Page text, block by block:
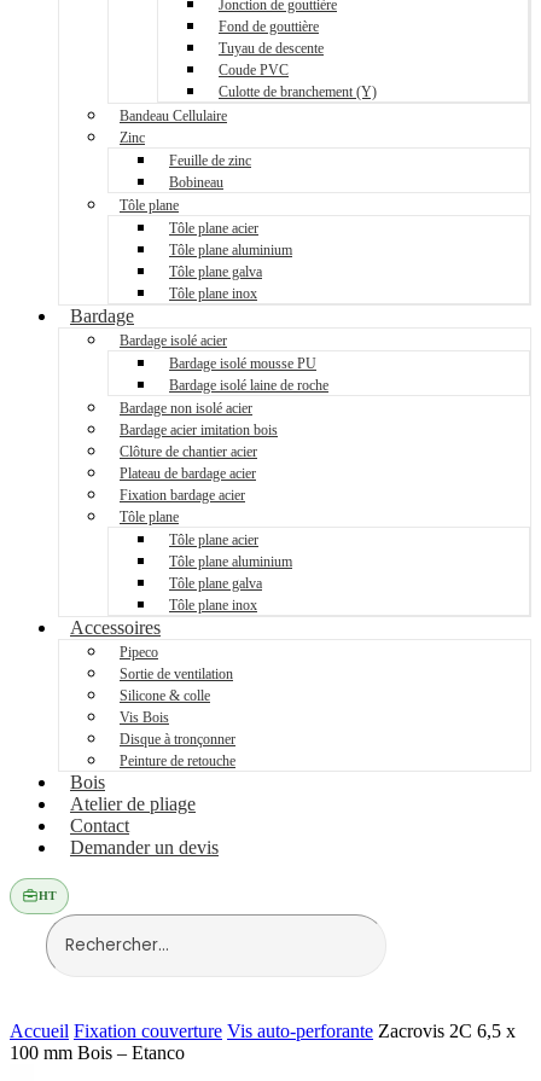
Jonction de gouttière
Fond de gouttière
Tuyau de descente
Coude PVC
Culotte de branchement (Y)
Bandeau Cellulaire
Zinc
Feuille de zinc
Bobineau
Tôle plane
Tôle plane acier
Tôle plane aluminium
Tôle plane galva
Tôle plane inox
Bardage
Bardage isolé acier
Bardage isolé mousse PU
Bardage isolé laine de roche
Bardage non isolé acier
Bardage acier imitation bois
Clôture de chantier acier
Plateau de bardage acier
Fixation bardage acier
Tôle plane
Tôle plane acier
Tôle plane aluminium
Tôle plane galva
Tôle plane inox
Accessoires
Pipeco
Sortie de ventilation
Silicone & colle
Vis Bois
Disque à tronçonner
Peinture de retouche
Bois
Atelier de pliage
Contact
Demander un devis
HT
Accueil Fixation couverture Vis auto-perforante Zacrovis 2C 6,5 x
100 mm Bois – Etanco